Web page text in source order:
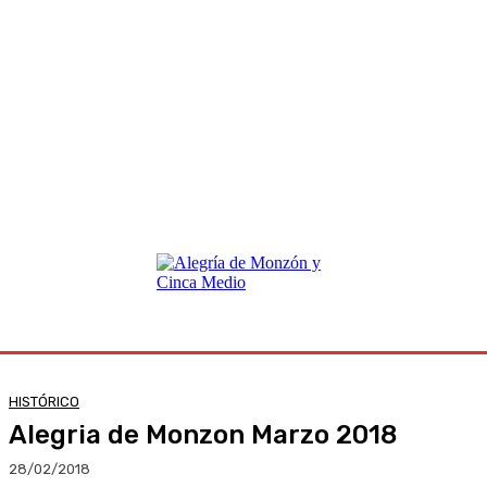
HISTÓRICO
Alegria de Monzon Marzo 2018
28/02/2018